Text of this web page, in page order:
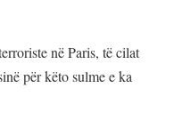
në Paris, të cilat
për këto sulme e ka